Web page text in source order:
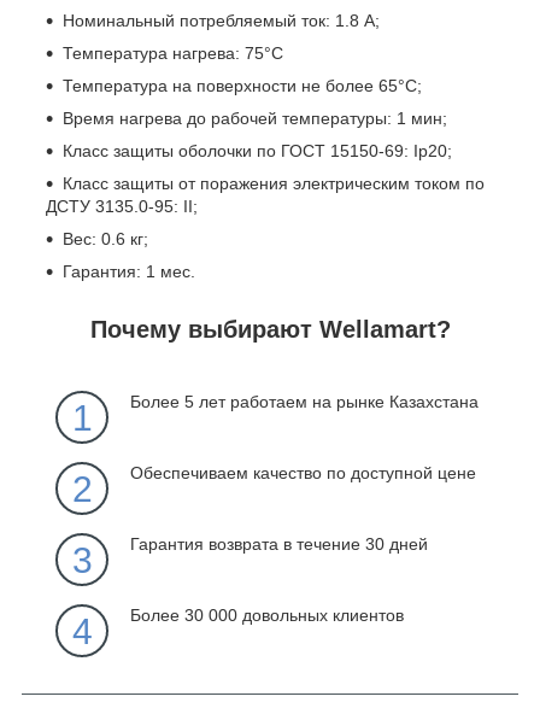
Номинальный потребляемый ток: 1.8 А;
Температура нагрева: 75°С
Температура на поверхности не более 65°С;
Время нагрева до рабочей температуры: 1 мин;
Класс защиты оболочки по ГОСТ 15150-69: Ip20;
Класс защиты от поражения электрическим током по
ДСТУ 3135.0-95: II;
Вес: 0.6 кг;
Гарантия: 1 мес.
Почему выбирают Wellamart?
1 Более 5 лет работаем на рынке Казахстана
2 Обеспечиваем качество по доступной цене
3 Гарантия возврата в течение 30 дней
4 Более 30 000 довольных клиентов